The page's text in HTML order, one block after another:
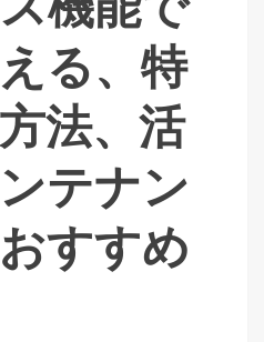
る、特
法、活
テナン
すすめ